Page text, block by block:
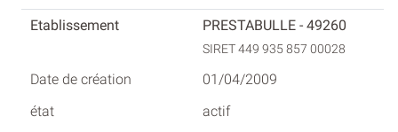
PRESTABULLE - 49260
SIRET 449 935 857 00028
01/04/2009
actif